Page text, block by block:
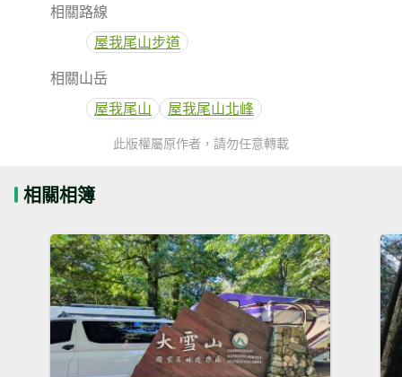
相關路線
屋我尾山步道
相關山岳
屋我尾山
屋我尾山北峰
此版權屬原作者，請勿任意轉載
相關相簿